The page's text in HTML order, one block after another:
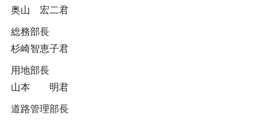
奥山 宏二君
総務部長
杉崎智恵子君
用地部長
山本 明君
道路管理部長